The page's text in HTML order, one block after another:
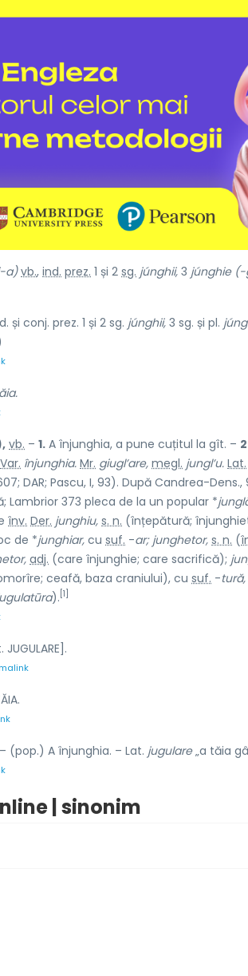
a) vb., ind. prez. 1 și 2 sg. júnghii, 3 júnghie (-
și conj. prez. 1 și 2 sg. júnghii, 3 sg. și pl.
vb. – 1. A înjunghia, a pune cuțitul la gît. –
Var. înjunghia. Mr. giugl’are, megl. jungl’u. Lat.
DAR; Pascu, I, 93). După Candrea-
Lambrior 373 pleca de la un popular *
înv. Der. junghiu, s. n. (înțepătură;
de *junghiar, cu suf. -ar; junghetor, s. n. (
adj. (care înjunghie; care sacrifică);
ceafă, baza craniului), cu suf. -tură,
). [1]
(pop.) A înjunghia. – Lat. jugulare„a tăia
| sinonim